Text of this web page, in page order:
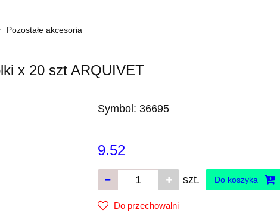
Pozostałe akcesoria
x 20 szt ARQUIVET
Symbol: 36695
9.52
szt. Do koszyka
Do przechowalni